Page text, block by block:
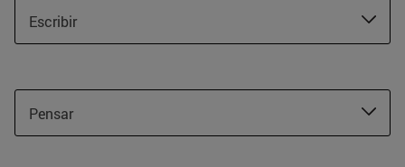
Escribir
Pensar